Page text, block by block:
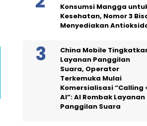
Konsumsi Mangga
Kesehatan, Nomor 3
Menyediakan
China Mobile
Layanan Panggilan
Suara, Operator
Terkemuka Mulai
Komersialisasi “Calling
AI”: AI Rombak Layanan
Panggilan Suara